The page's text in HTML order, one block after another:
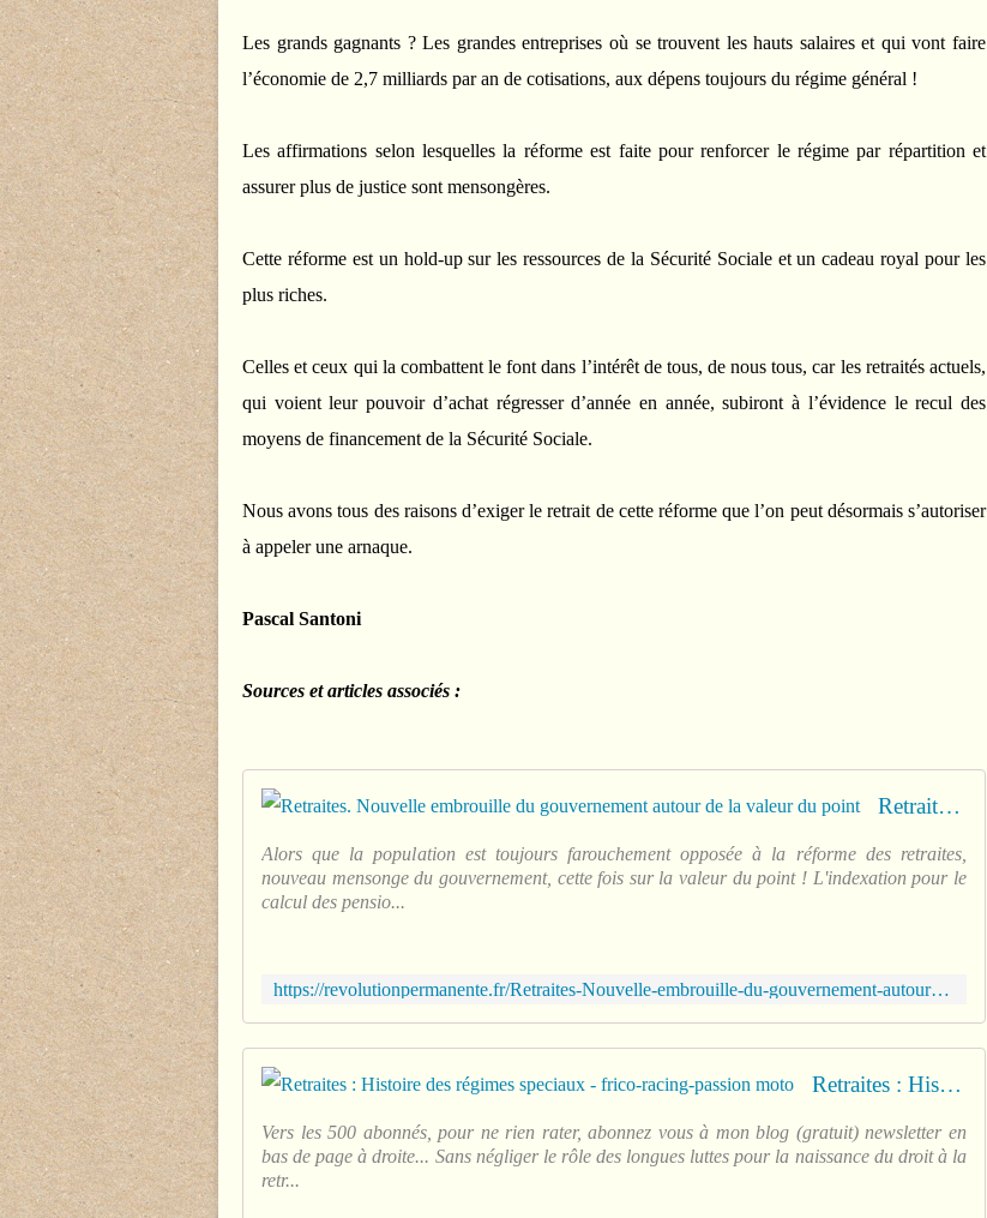
Les grands gagnants ? Les grandes entreprises où se trouvent les hauts salaires et qui vont faire
l’économie de 2,7 milliards par an de cotisations, aux dépens toujours du régime général !
Les affirmations selon lesquelles la réforme est faite pour renforcer le régime par répartition et
assurer plus de justice sont mensongères.
Cette réforme est un hold-up sur les ressources de la Sécurité Sociale et un cadeau royal pour les
plus riches.
Celles et ceux qui la combattent le font dans l’intérêt de tous, de nous tous, car les retraités actuels,
qui voient leur pouvoir d’achat régresser d’année en année, subiront à l’évidence le recul des
moyens de financement de la Sécurité Sociale.
Nous avons tous des raisons d’exiger le retrait de cette réforme que l’on peut désormais s’autoriser
à appeler une arnaque.
Pascal Santoni
Sources et articles associés :
Retraites. Nouvelle embrouille du gouvernement autour de la valeur du point
Alors que la population est toujours farouchement opposée à la réforme des retraites,
nouveau mensonge du gouvernement, cette fois sur la valeur du point ! L'indexation pour le
calcul des pensio...
https://revolutionpermanente.fr/Retraites-Nouvelle-embrouille-du-gouvernement-autour-de-la-valeur-du-point?fbclid=IwAR3R_G7WPB_QYlJiCTYUoejbqp3lI6SbfOUatnHrLzP3gJTjMQ1VZfVBDYU
Retraites : Histoire des régimes speciaux - frico-racing-passion moto
Vers les 500 abonnés, pour ne rien rater, abonnez vous à mon blog (gratuit) newsletter en
bas de page à droite... Sans négliger le rôle des longues luttes pour la naissance du droit à la
retr...